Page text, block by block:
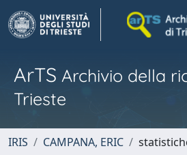
ArTS Archivio della
Trieste
IRIS CAMPANA, ERIC